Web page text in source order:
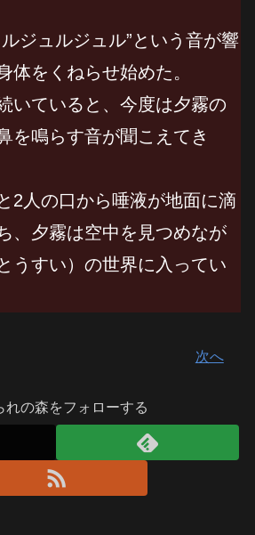
ジュルジュル”という音が響
体をくねらせ始めた。
いていると、今度は夕霧の
を鳴らす音が聞こえてき
2人の口から唾液が地面に滴
、夕霧は空中を見つめなが
うすい）の世界に入ってい
次へ
れの森をフォローする